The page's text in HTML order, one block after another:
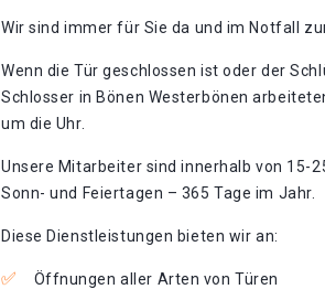
Wir sind immer für Sie da und im Notfall
Wenn die Tür geschlossen ist oder der
Schlosser in Bönen Westerbönen
um die Uhr.
Unsere Mitarbeiter sind innerhalb von 15-
Sonn- und Feiertagen – 365 Tage im Jahr.
Diese Dienstleistungen bieten wir an:
Öffnungen aller Arten von Türen